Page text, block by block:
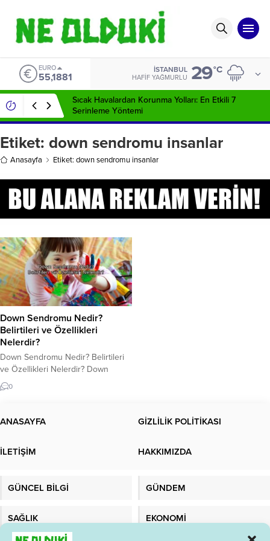
EURO
55,1881
İSTANBUL
HAFIF YAĞMURLU 29°C
Sıcak Havalardan Korunma Yolları: En Etkili 7
Serinleme Yöntemi
Etiket: down sendromu insanlar
Anasayfa Etiket: down sendromu insanlar
Down Sendromu Nedir?
Belirtileri ve Özellikleri
Nelerdir?
Down Sendromu Nedir? Belirtileri
ve Özellikleri Nelerdir? Down
Sendromu Nedir? Down Sendromu,
çoğunlukla kromozom
her yaşta görülen bir genetik
oluşturduğu bir anomaliye bağlı
Down Sendromu, dünya çapında
0
ANASAYFA GİZLİLİK POLİTİKASI
İLETİŞİM HAKKIMIZDA
GÜNCEL BİLGİ GÜNDEM
SAĞLIK EKONOMİ